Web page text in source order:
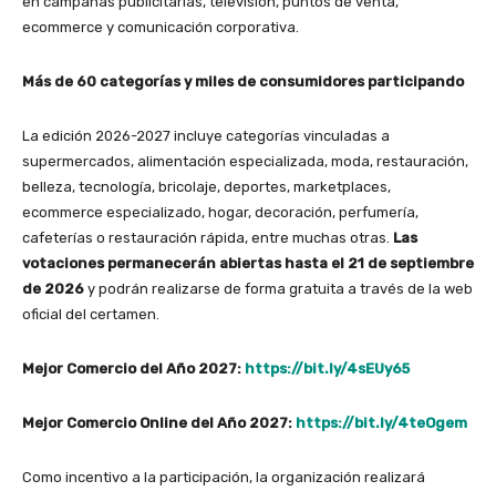
ecommerce y comunicación corporativa.
Más de 60 categorías y miles de consumidores participando
La edición 2026-2027 incluye categorías vinculadas a
supermercados, alimentación especializada, moda, restauración,
belleza, tecnología, bricolaje, deportes, marketplaces,
ecommerce especializado, hogar, decoración, perfumería,
cafeterías o restauración rápida, entre muchas otras. Las
votaciones permanecerán abiertas hasta el 21 de septiembre
de 2026 y podrán realizarse de forma gratuita a través de la web
oficial del certamen.
Mejor Comercio del Año 2027: https://bit.ly/4sEUy65
Mejor Comercio Online del Año 2027: https://bit.ly/4teOgem
Como incentivo a la participación, la organización realizará